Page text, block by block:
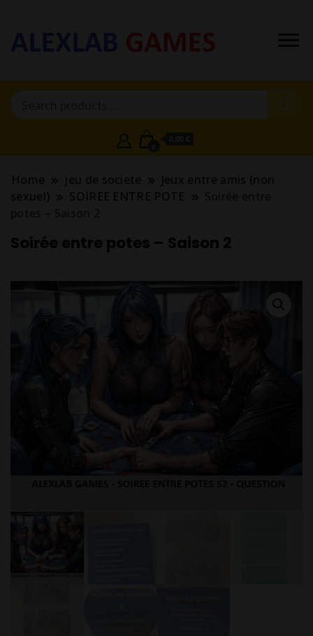
Home jeu de societe
Jeux entre amis (non
sexuel)
SOIREE ENTRE POTE
Soirée entre potes – Saison 2